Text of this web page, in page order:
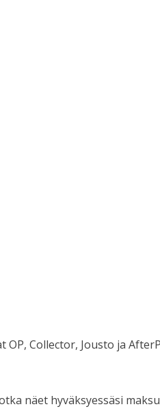
Collector, Jousto ja
näet hyväksyessäsi